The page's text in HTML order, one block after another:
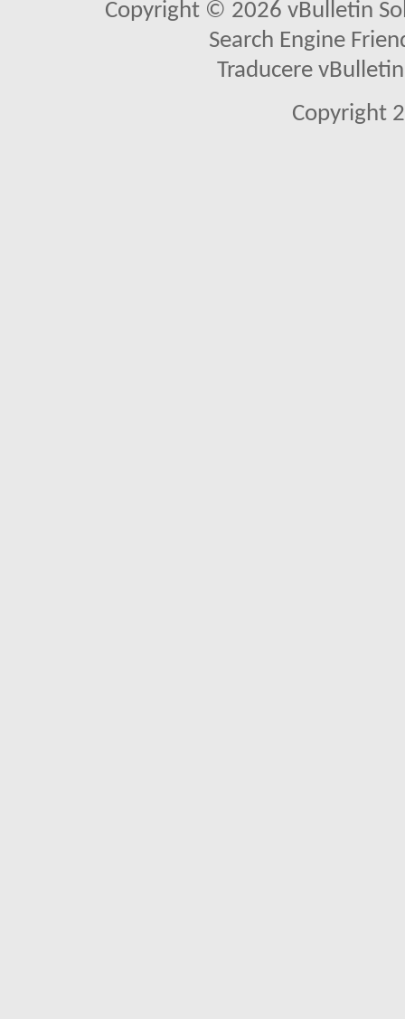
Copyright © 2026 vBulletin
Search Engine
Traducere
Copyright